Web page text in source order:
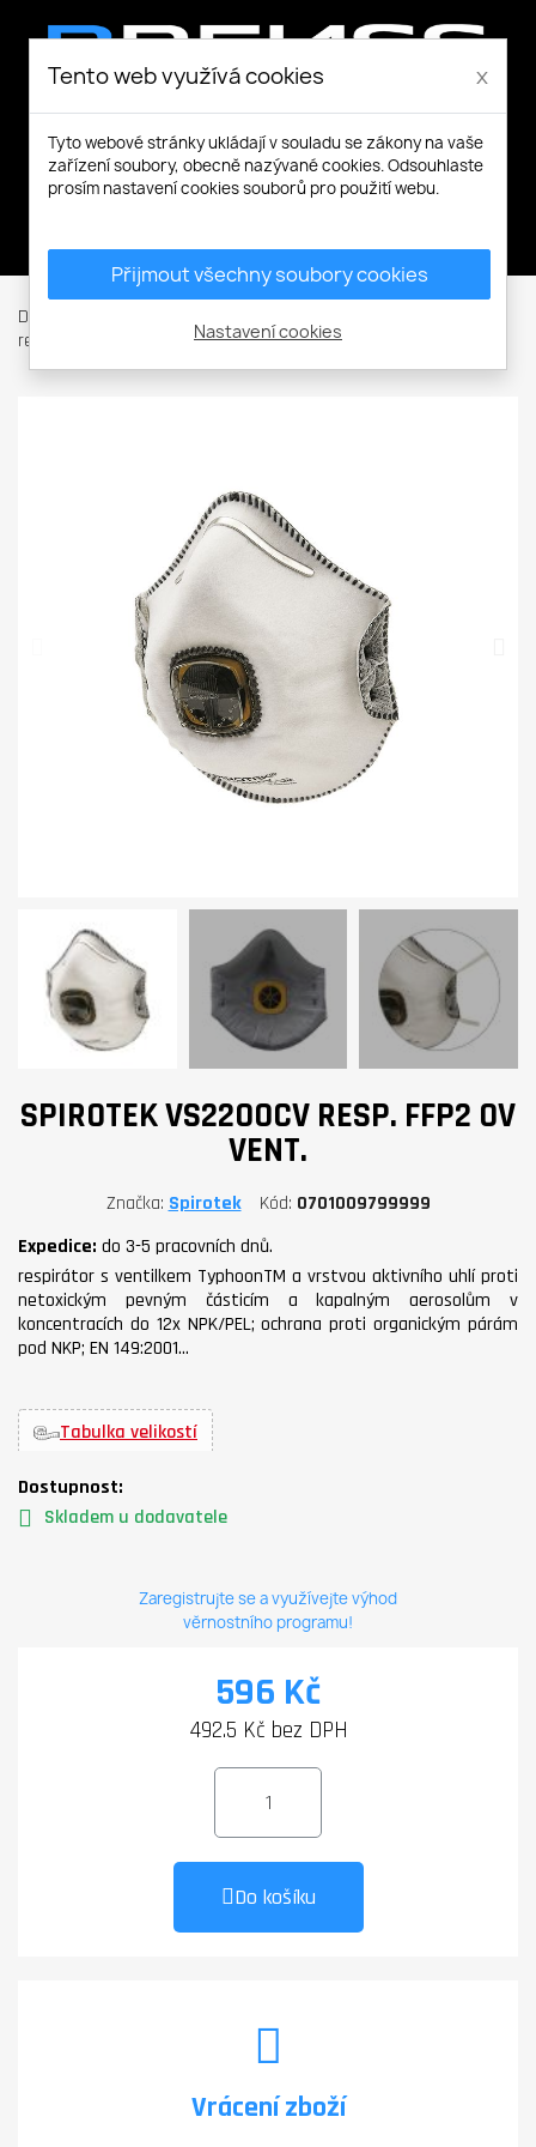
Domů
respirátory
SPIROTEK VS2200CV resp. FFP2 OV vent.
SPIROTEK VS2200CV RESP. FFP2 OV
VENT.
Značka Spirotek Kód 0701009799999
Expedice: do 3-5 pracovních dnů.
respirátor s ventilkem TyphoonTM a vrstvou aktivního uhlí proti
netoxickým pevným částicím a kapalným aerosolům v
koncentracích do 12x NPK/PEL; ochrana proti organickým párám
pod NKP; EN 149:2001…
Tabulka velikostí
Dostupnost:
Skladem u dodavatele
Zaregistrujte se a využívejte výhod
věrnostního programu!
596 Kč
492.5 Kč bez DPH
Do košíku
Vrácení zboží
Tento web využívá cookies x
Tyto webové stránky ukládají v souladu se zákony na vaše
zařízení soubory, obecně nazývané cookies. Odsouhlaste
prosím nastavení cookies souborů pro použití webu.
Přijmout všechny soubory cookies
Nastavení cookies